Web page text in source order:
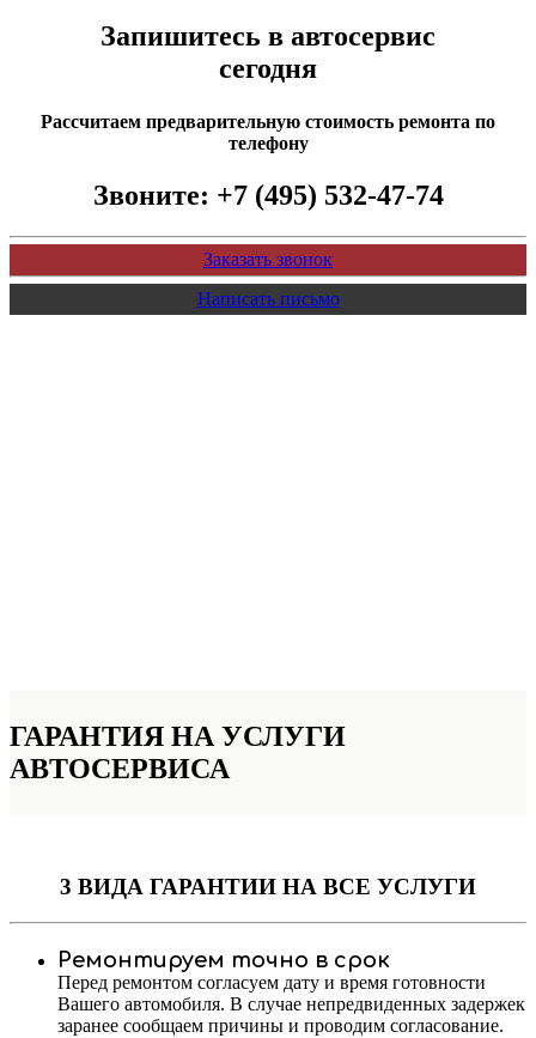
Запишитесь в автосервис
сегодня
Рассчитаем предварительную стоимость ремонта по
телефону
Звоните: +7 (495) 532-47-74
Заказать звонок
Написать письмо
ГАРАНТИЯ НА УСЛУГИ
АВТОСЕРВИСА
3 ВИДА ГАРАНТИИ НА ВСЕ УСЛУГИ
Ремонтируем точно в срок
Перед ремонтом согласуем дату и время готовности
Вашего автомобиля. В случае непредвиденных задержек
заранее сообщаем причины и проводим согласование.